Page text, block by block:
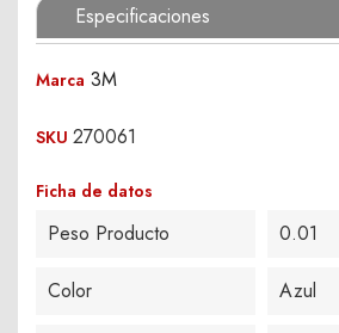
Especificaciones
Marca 3M
SKU 270061
Ficha de datos
Peso Producto 0.01
Color Azul